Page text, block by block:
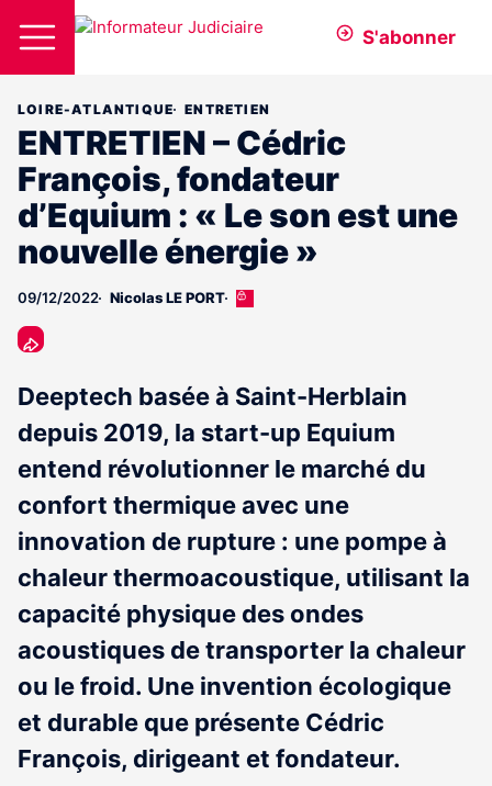
S'abonner
LOIRE-ATLANTIQUE ENTRETIEN
ENTRETIEN – Cédric
François, fondateur
d’Equium : « Le son est une
nouvelle énergie »
09/12/2022 Nicolas LE PORT
Cet
aux
abonnés
Deeptech basée à Saint-Herblain
depuis 2019, la start-up Equium
entend révolutionner le marché du
confort thermique avec une
innovation de rupture : une pompe à
chaleur thermoacoustique, utilisant la
capacité physique des ondes
acoustiques de transporter la chaleur
ou le froid. Une invention écologique
et durable que présente Cédric
François, dirigeant et fondateur.